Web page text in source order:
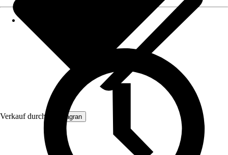
Verkauf durch: Primagran